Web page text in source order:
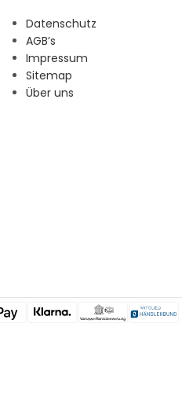
Datenschutz
AGB’s
Impressum
Sitemap
Über uns